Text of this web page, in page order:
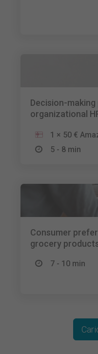
Decision-
organizational
1 × 50 €
5 - 8 min
Consumer
grocery
7 - 10 min